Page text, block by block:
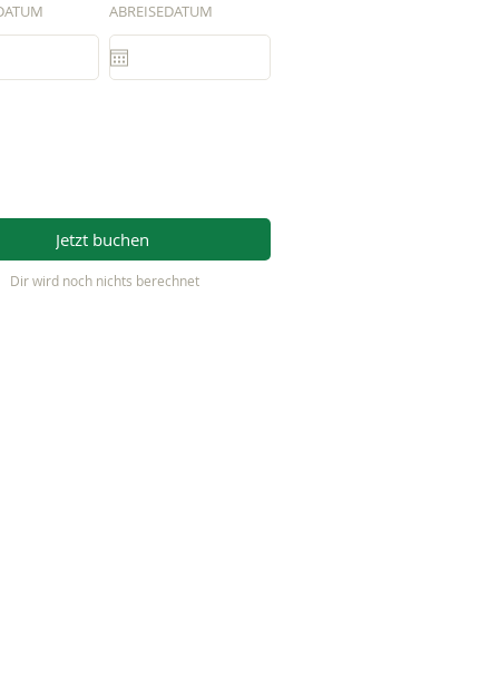
ABREISEDATUM
Jetzt buchen
Dir wird noch nichts berechnet